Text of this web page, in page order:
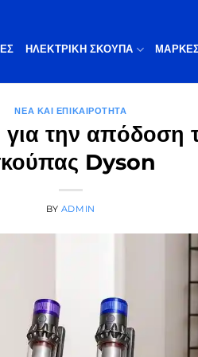
ΗΛΕΚΤΡΙΚΗ ΣΚΟΥΠΑ
ΝΈΑ ΚΑΙ ΕΠΙΚΑΙΡΌΤΗΤΑ
για την απόδοση
Dyson
BY ADMIN